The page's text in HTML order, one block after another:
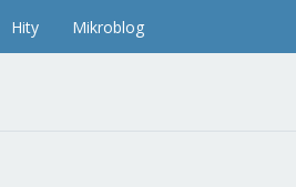
Hity Mikroblog